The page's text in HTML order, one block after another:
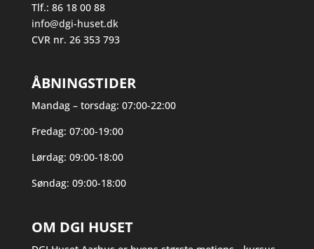
Tlf.: 86 18 00 88
info@dgi-huset.dk
CVR nr. 26 353 793
ÅBNINGSTIDER
Mandag – torsdag: 07:00-22:00
Fredag: 07:00-19:00
Lørdag: 09:00-18:00
Søndag: 09:00-18:00
OM DGI HUSET